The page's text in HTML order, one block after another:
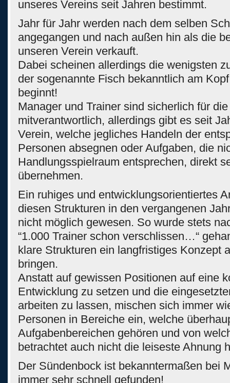
unseres Vereins seit Jahren bestimmt.
Jahr für Jahr werden nach dem selben
angegangen und nach außen hin als die
unseren Verein verkauft.
Dabei scheinen allerdings die wenigsten
der sogenannte Fisch bekanntlich am
beginnt!
Manager und Trainer sind sicherlich für
mitverantwortlich, allerdings gibt es seit
Verein, welche jegliches Handeln der
Personen absegnen oder Aufgaben, die
Handlungsspielraum entsprechen, direkt
übernehmen.
Ein ruhiges und entwicklungsorientiertes
diesen Strukturen in den vergangenen
nicht möglich gewesen. So wurde stets
“1.000 Trainer schon verschlissen…“
klare Strukturen ein langfristiges Konzept
bringen.
Anstatt auf gewissen Positionen auf eine
Entwicklung zu setzen und die
arbeiten zu lassen, mischen sich immer
Personen in Bereiche ein, welche
Aufgabenbereichen gehören und von
betrachtet auch nicht die leiseste Ahnung
Der Sündenbock ist bekanntermaßen bei
immer sehr schnell gefunden!